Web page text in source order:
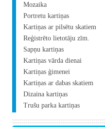
Mozaika
Portretu kartiņas
Kartiņas ar pilsētu skatiem
Reģistrēto lietotāju zīm.
Sapņu kartiņas
Kartiņas vārda dienai
Kartiņas ģimenei
Kartiņas ar dabas skatiem
Dizaina kartiņas
Trušu parka kartiņas